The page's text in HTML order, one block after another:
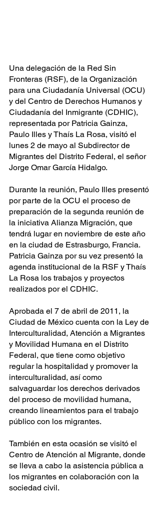
Una delegación de la Red Sin
Fronteras (RSF), de la Organización
para una Ciudadanía Universal (OCU)
y del Centro de Derechos Humanos y
Ciudadanía del Inmigrante (CDHIC),
representada por Patricia Gainza,
Paulo Illes y Thaís La Rosa, visitó el
lunes 2 de mayo al Subdirector de
Migrantes del Distrito Federal, el señor
Jorge Omar García Hidalgo.
Durante la reunión, Paulo Illes presentó
por parte de la OCU el proceso de
preparación de la segunda reunión de
la iniciativa Alianza Migración, que
tendrá lugar en noviembre de este año
en la ciudad de Estrasburgo, Francia.
Patricia Gainza por su vez presentó la
agenda institucional de la RSF y Thaís
La Rosa los trabajos y proyectos
realizados por el CDHIC.
Aprobada el 7 de abril de 2011, la
Ciudad de México cuenta con la Ley de
Interculturalidad, Atención a Migrantes
y Movilidad Humana en el Distrito
Federal, que tiene como objetivo
regular la hospitalidad y promover la
interculturalidad, así como
salvaguardar los derechos derivados
del proceso de movilidad humana,
creando lineamientos para el trabajo
público con los migrantes.
También en esta ocasión se visitó el
Centro de Atención al Migrante, donde
se lleva a cabo la asistencia pública a
los migrantes en colaboración con la
sociedad civil.